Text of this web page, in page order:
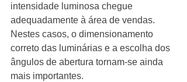
intensidade luminosa chegue
adequadamente à área de vendas.
Nestes casos, o dimensionamento
correto das luminárias e a escolha dos
ângulos de abertura tornam-se ainda
mais importantes.